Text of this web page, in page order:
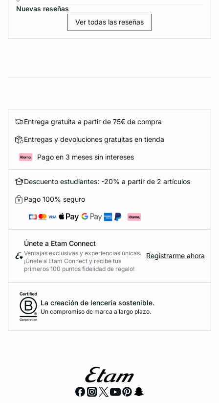
Nuevas reseñas
Ver todas las reseñas
Entrega gratuita a partir de 75€ de compra
Entregas y devoluciones gratuitas en tienda
Pago en 3 meses sin intereses
Descuento estudiantes: -20% a partir de 2 artículos
Pago 100% seguro
Únete a Etam Connect
Ventajas exclusivas y experiencias únicas.
¡Únete a Etam Connect y recibe tus
primeros 100 puntos fidelidad de regalo!
Registrarme ahora
La creación de lencería sostenible.
Un compromiso de marca a largo plazo.